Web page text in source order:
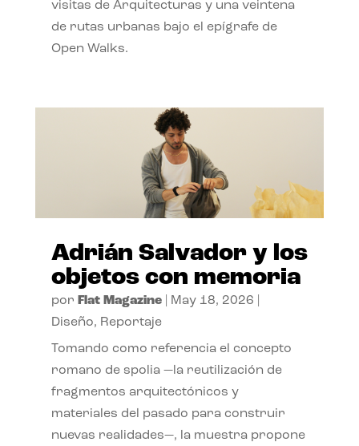
visitas de Arquitecturas y una veintena
de rutas urbanas bajo el epígrafe de
Open Walks.
Adrián Salvador y los
objetos con memoria
por Flat Magazine| May 18, 2026
Diseño, Reportaje
Tomando como referencia el concepto
romano de spolia —la reutilización de
fragmentos arquitectónicos y
materiales del pasado para construir
nuevas realidades—, la muestra propone